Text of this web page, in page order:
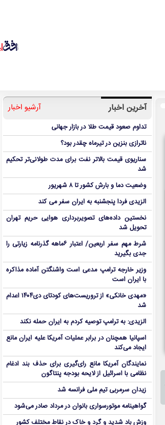
آخرین اخبار آرشیو اخبار
تداوم صعود قیمت طلا در بازار جهانی
ناترازی بنزین در تیرماه چقدر بود؟
سناریوی قیمت بالاتر نفت برای مدت طولانی‌تر تحکیم
شد
وضعیت دما و بارش کشور تا ۸ شهریور
الزیدی فردا پنجشنبه به ایران سفر می کند
نخستین داده‌های تصویربرداری هوایی حریم تهران
تحویل شد
شرط مهم سفر اربعین/ اعتبار ۶ماهه گذرنامه زیارتی را
جدی بگیرید
وزیر خارجه ترامپ مدعی است واشنگتن آماده مذاکره
با ایران است
«مهدی خانکی» از تروریست‌های کودتای دی۱۴۰۴ اعدام
شد
الزیدی: به ترامپ توصیه کردم به ایران حمله نکند
اسپانیا همچنان در برابر عملیات آمریکا علیه ایران مانع
ایجاد می‌کند
نمایندگان آمریکا مانع رای‌گیری برای حذف بند ادغام
نظامی با اسرائیل از لایحه بودجه پنتاگون
زیدان سرمربی تیم ملی فرانسه شد
گواهینامه موتورسواری بانوان در مرداد صادر می‌شود
وزش باد شدید و گرد و خاک در نقاط مختلف کشور